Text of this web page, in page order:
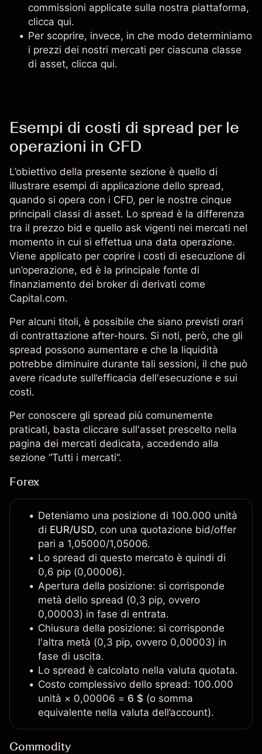
commissioni applicate sulla nostra piattaforma,
clicca qui.
Per scoprire, invece, in che modo determiniamo
i prezzi dei nostri mercati per ciascuna classe
di asset, clicca qui.
Esempi di costi di spread per le
operazioni in CFD
L’obiettivo della presente sezione è quello di
illustrare esempi di applicazione dello spread,
quando si opera con i CFD, per le nostre cinque
principali classi di asset. Lo spread è la differenza
tra il prezzo bid e quello ask vigenti nei mercati nel
momento in cui si effettua una data operazione.
Viene applicato per coprire i costi di esecuzione di
un’operazione, ed è la principale fonte di
finanziamento dei broker di derivati come
Capital.com.
Per alcuni titoli, è possibile che siano previsti orari
di contrattazione after-hours. Si noti, però, che gli
spread possono aumentare e che la liquidità
potrebbe diminuire durante tali sessioni, il che può
avere ricadute sull’efficacia dell'esecuzione e sui
costi.
Per conoscere gli spread più comunemente
praticati, basta cliccare sull'asset prescelto nella
pagina dei mercati dedicata, accedendo alla
sezione “Tutti i mercati”.
Forex
Deteniamo una posizione di 100.000 unità
di EUR/USD, con una quotazione bid/offer
pari a 1,05000/1,05006.
Lo spread di questo mercato è quindi di
0,6 pip (0,00006).
Apertura della posizione: si corrisponde
metà dello spread (0,3 pip, ovvero
0,00003) in fase di entrata.
Chiusura della posizione: si corrisponde
l'altra metà (0,3 pip, ovvero 0,00003) in
fase di uscita.
Lo spread è calcolato nella valuta quotata.
Costo complessivo dello spread: 100.000
unità × 0,00006 = 6 $ (o somma
equivalente nella valuta dell’account).
Commodity